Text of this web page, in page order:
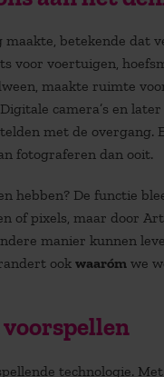
betekende dat
voor voertuigen,
maakte ruimte
camera’s en
met de
fotograferen dan ooit.
hebben? De functie
of pixels, maar door
manier kunnen
ook waaróm we
technologie.